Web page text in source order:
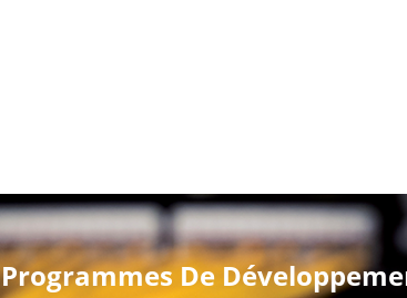
Programmes De